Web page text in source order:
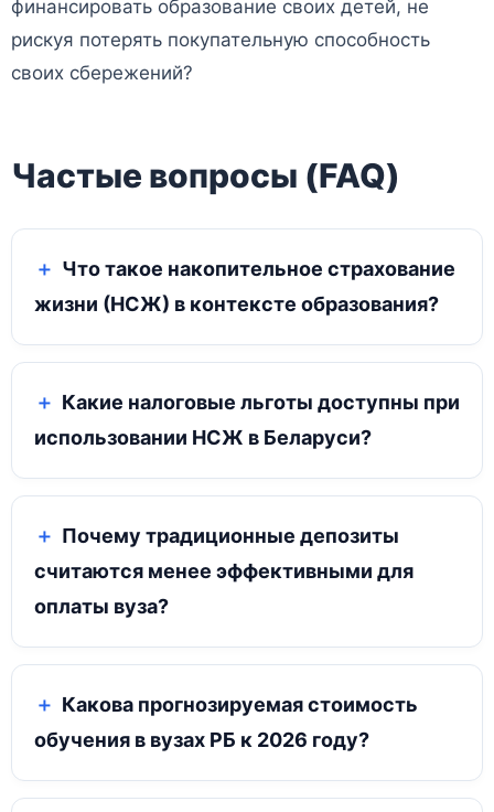
финансировать образование своих детей, не
рискуя потерять покупательную способность
своих сбережений?
Частые вопросы (FAQ)
Что такое накопительное страхование
жизни (НСЖ) в контексте образования?
Какие налоговые льготы доступны при
использовании НСЖ в Беларуси?
Почему традиционные депозиты
считаются менее эффективными для
оплаты вуза?
Какова прогнозируемая стоимость
обучения в вузах РБ к 2026 году?